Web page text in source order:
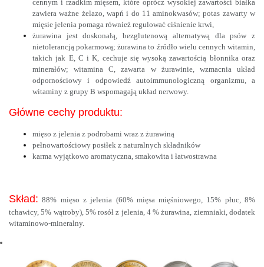
cennym i rzadkim mięsem, które oprócz wysokiej zawartości białka
zawiera ważne żelazo, wapń i do 11 aminokwasów; potas zawarty w
mięsie jelenia pomaga również regulować ciśnienie krwi,
żurawina jest doskonałą, bezglutenową alternatywą dla psów z
nietolerancją pokarmową; żurawina to źródło wielu cennych witamin,
takich jak E, C i K, cechuje się wysoką zawartością błonnika oraz
minerałów; witamina C, zawarta w żurawinie, wzmacnia układ
odpornościowy i odpowiedź autoimmunologiczną organizmu, a
witaminy z grupy B wspomagają układ nerwowy.
Główne cechy produktu:
mięso z jelenia z podrobami wraz z żurawiną
pełnowartościowy posiłek z naturalnych składników
karma wyjątkowo aromatyczna, smakowita i łatwostrawna
Skład: 88% mięso z jelenia (60% mięsa mięśniowego, 15% płuc, 8%
tchawicy, 5% wątroby), 5% rosół z jelenia, 4 % żurawina, ziemniaki, dodatek
witaminowo-mineralny.